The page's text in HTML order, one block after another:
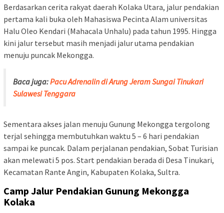
Berdasarkan cerita rakyat daerah Kolaka Utara, jalur pendakian
pertama kali buka oleh Mahasiswa Pecinta Alam universitas
Halu Oleo Kendari (Mahacala Unhalu) pada tahun 1995. Hingga
kini jalur tersebut masih menjadi jalur utama pendakian
menuju puncak Mekongga.
Baca juga:Pacu Adrenalin di Arung Jeram Sungai Tinukari
Sulawesi Tenggara
Sementara akses jalan menuju Gunung Mekongga tergolong
terjal sehingga membutuhkan waktu 5 – 6 hari pendakian
sampai ke puncak. Dalam perjalanan pendakian, Sobat Turisian
akan melewati 5 pos. Start pendakian berada di Desa Tinukari,
Kecamatan Rante Angin, Kabupaten Kolaka, Sultra.
Camp Jalur Pendakian Gunung Mekongga
Kolaka